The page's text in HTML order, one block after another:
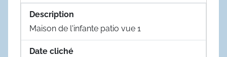
Description
Maison de l'infante patio vue 1
Date cliché